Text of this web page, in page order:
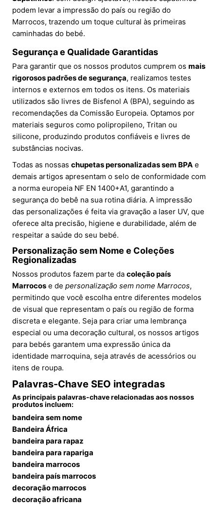
podem levar a impressão do país ou região do
Marrocos, trazendo um toque cultural às primeiras
caminhadas do bebé.
Segurança e Qualidade Garantidas
Para garantir que os nossos produtos cumprem os mais
rigorosos padrões de segurança, realizamos testes
internos e externos em todos os itens. Os materiais
utilizados são livres de Bisfenol A (BPA), seguindo as
recomendações da Comissão Europeia. Optamos por
materiais seguros como polipropileno, Tritan ou
silicone, produzindo produtos confiáveis e livres de
substâncias nocivas.
Todas as nossas chupetas personalizadas sem BPA e
demais artigos apresentam o selo de conformidade com
a norma europeia NF EN 1400+A1, garantindo a
segurança do bebê na sua rotina diária. A impressão
das personalizações é feita via gravação a laser UV, que
oferece alta precisão, higiene e durabilidade, além de
respeitar a saúde do seu bebé.
Personalização sem Nome e Coleções
Regionalizadas
Nossos produtos fazem parte da coleção país
Marrocos e de personalização sem nome Marrocos,
permitindo que você escolha entre diferentes modelos
de visual que representam o país ou região de forma
discreta e elegante. Seja para criar uma lembrança
especial ou uma decoração cultural, os nossos artigos
para bebés garantem uma expressão única da
identidade marroquina, seja através de acessórios ou
itens de roupa.
Palavras-Chave SEO integradas
As principais palavras-chave relacionadas aos nossos
produtos incluem:
bandeira sem nome
Bandeira África
bandeira para rapaz
bandeira para rapariga
bandeira marrocos
bandeira país marrocos
decoração marrocos
decoração africana